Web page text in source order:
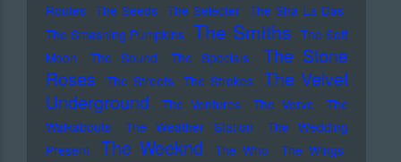
Routes The Seeds The Selecter The Sha La Das
The Smashing Pumpkins The Smiths The Soft
Moon
The Sound The Specials
The Stone
Roses
The Streets The Strokes
The Velvet
Underground
The Ventures The Verve
The
Walkabouts
The Weather Station
The Wedding
Present
The Weeknd The Who
The Wings